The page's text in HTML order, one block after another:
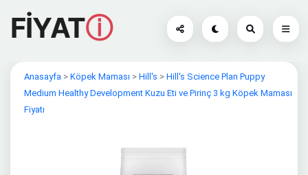
FİYATⓘ
Anasayfa > Köpek Maması > Hill's > Hill's Science Plan Puppy
Medium Healthy Development Kuzu Eti ve Pirinç 3 kg Köpek Maması
Fiyatı